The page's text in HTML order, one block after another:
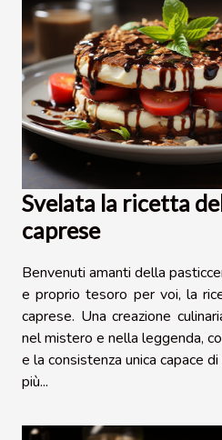
Svelata la ricetta
caprese
Benvenuti amanti della
e proprio tesoro per voi, la
caprese. Una creazione
nel mistero e nella leggenda,
e la consistenza unica capace
più...